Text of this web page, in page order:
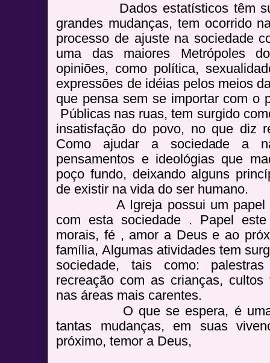
Dados estatísticos têm
grandes mudanças, tem ocorrido
processo de ajuste na sociedade
uma das maiores Metrópoles
opiniões, como política,
expressões de idéias pelos meios
que pensa sem se importar com
Públicas nas ruas, tem surgido
insatisfação do povo, no que diz
Como ajudar a sociedade a
pensamentos e ideológias que
poço fundo, deixando alguns
de existir na vida do ser humano.
A Igreja possui um papel
com esta sociedade . Papel
morais, fé , amor a Deus e ao
família, Algumas atividades tem
sociedade, tais como:
recreação com as crianças, cultos
nas áreas mais carentes.
O que se espera, é uma
tantas mudanças, em suas
próximo, temor a Deus,